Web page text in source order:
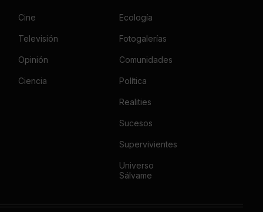
Cine
Televisión
Opinión
Ciencia
Ecología
Fotogalerías
Comunidades
Política
Realities
Sucesos
Supervivientes
Universo
Sálvame